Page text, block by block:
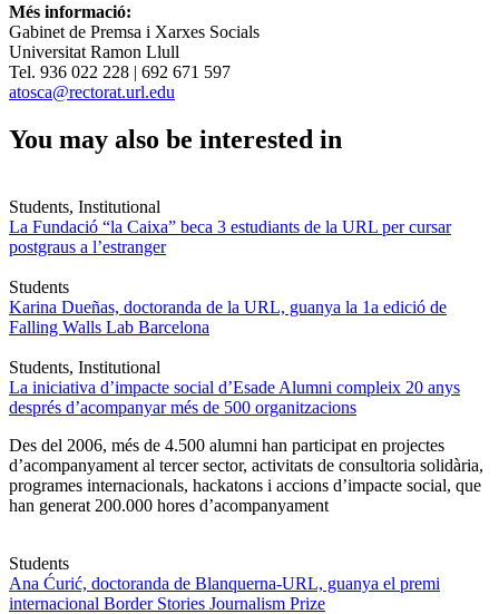
Més informació:
Gabinet de Premsa i Xarxes Socials
Universitat Ramon Llull
Tel. 936 022 228 | 692 671 597
atosca@rectorat.url.edu
You may also be interested in
Students, Institutional
La Fundació “la Caixa” beca 3 estudiants de la URL per cursar
postgraus a l’estranger
Students
Karina Dueñas, doctoranda de la URL, guanya la 1a edició de
Falling Walls Lab Barcelona
Students, Institutional
La iniciativa d’impacte social d’Esade Alumni compleix 20 anys
després d’acompanyar més de 500 organitzacions
Des del 2006, més de 4.500 alumni han participat en projectes
d’acompanyament al tercer sector, activitats de consultoria solidària,
programes internacionals, hackatons i accions d’impacte social, que
han generat 200.000 hores d’acompanyament
Students
Ana Ćurić, doctoranda de Blanquerna-URL, guanya el premi
internacional Border Stories Journalism Prize